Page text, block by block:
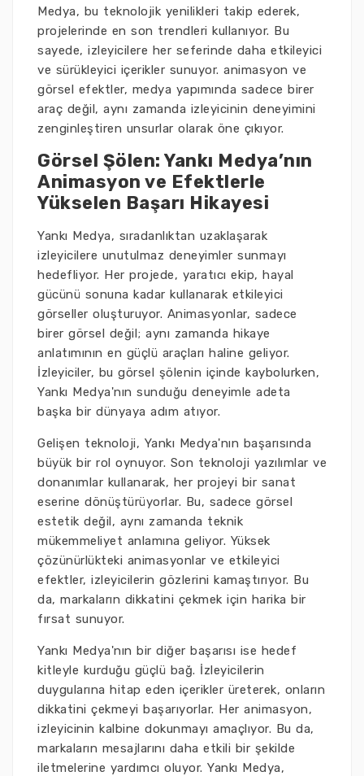
Medya, bu teknolojik yenilikleri takip ederek,
projelerinde en son trendleri kullanıyor. Bu
sayede, izleyicilere her seferinde daha etkileyici
ve sürükleyici içerikler sunuyor. animasyon ve
görsel efektler, medya yapımında sadece birer
araç değil, aynı zamanda izleyicinin deneyimini
zenginleştiren unsurlar olarak öne çıkıyor.
Görsel Şölen: Yankı Medya’nın
Animasyon ve Efektlerle
Yükselen Başarı Hikayesi
Yankı Medya, sıradanlıktan uzaklaşarak
izleyicilere unutulmaz deneyimler sunmayı
hedefliyor. Her projede, yaratıcı ekip, hayal
gücünü sonuna kadar kullanarak etkileyici
görseller oluşturuyor. Animasyonlar, sadece
birer görsel değil; aynı zamanda hikaye
anlatımının en güçlü araçları haline geliyor.
İzleyiciler, bu görsel şölenin içinde kaybolurken,
Yankı Medya'nın sunduğu deneyimle adeta
başka bir dünyaya adım atıyor.
Gelişen teknoloji, Yankı Medya'nın başarısında
büyük bir rol oynuyor. Son teknoloji yazılımlar ve
donanımlar kullanarak, her projeyi bir sanat
eserine dönüştürüyorlar. Bu, sadece görsel
estetik değil, aynı zamanda teknik
mükemmeliyet anlamına geliyor. Yüksek
çözünürlükteki animasyonlar ve etkileyici
efektler, izleyicilerin gözlerini kamaştırıyor. Bu
da, markaların dikkatini çekmek için harika bir
fırsat sunuyor.
Yankı Medya'nın bir diğer başarısı ise hedef
kitleyle kurduğu güçlü bağ. İzleyicilerin
duygularına hitap eden içerikler üreterek, onların
dikkatini çekmeyi başarıyorlar. Her animasyon,
izleyicinin kalbine dokunmayı amaçlıyor. Bu da,
markaların mesajlarını daha etkili bir şekilde
iletmelerine yardımcı oluyor. Yankı Medya,